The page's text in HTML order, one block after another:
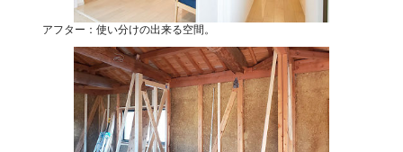
アフター：使い分けの出来る空間。